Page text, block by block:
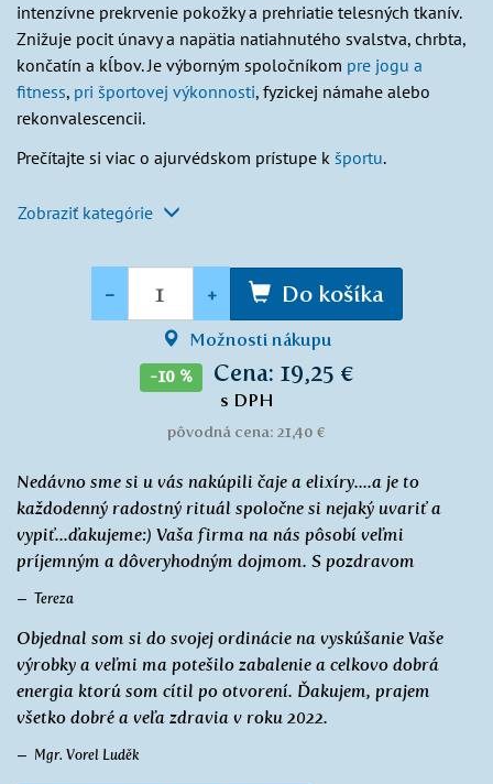
intenzívne prekrvenie pokožky a prehriatie telesných tkanív.
Znižuje pocit únavy a napätia natiahnutého svalstva, chrbta,
končatín a kĺbov. Je výborným spoločníkom pre jogu a
fitness, pri športovej výkonnosti, fyzickej námahe alebo
rekonvalescencii.
Prečítajte si viac o ajurvédskom prístupe k športu.
Zobraziť kategórie
- + Do košíka
Možnosti nákupu
-10 % Cena: 19,25 €
s DPH
pôvodná cena: 21,40 €
Nedávno sme si u vás nakúpili čaje a elixíry....a je to
každodenný radostný rituál spoločne si nejaký uvariť a
vypiť...ďakujeme:) Vaša firma na nás pôsobí veľmi
príjemným a dôveryhodným dojmom. S pozdravom
Tereza
Objednal som si do svojej ordinácie na vyskúšanie Vaše
výrobky a veľmi ma potešilo zabalenie a celkovo dobrá
energia ktorú som cítil po otvorení. Ďakujem, prajem
všetko dobré a veľa zdravia v roku 2022.
Mgr. Vorel Luděk